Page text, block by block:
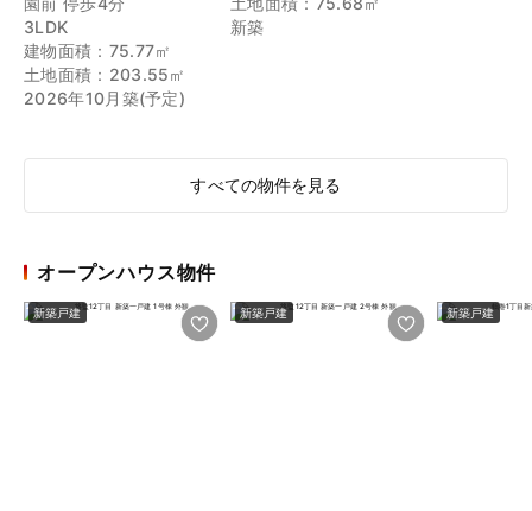
3LDK
建物面積：75.77㎡
土地面積：203.55㎡
2026年10月築(予定)
新築
すべての物件を見る
オープンハウス物件
新築戸建 新築戸建 新築戸建